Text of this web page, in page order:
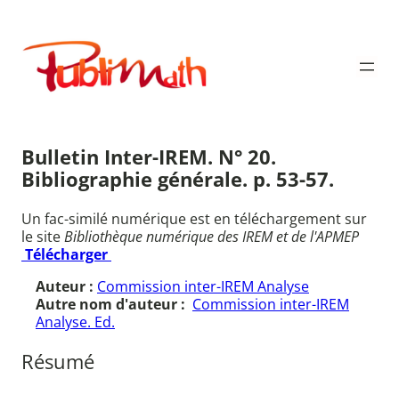
contenu
Publimath
Bulletin Inter-IREM. N° 20.
Bibliographie générale. p. 53-57.
Un fac-similé numérique est en téléchargement sur
le siteBibliothèque numérique des IREM et de l'APMEP
Télécharger
Auteur : Commission inter-IREM Analyse
Autre nom d'auteur : Commission inter-IREM
Analyse. Ed.
Résumé